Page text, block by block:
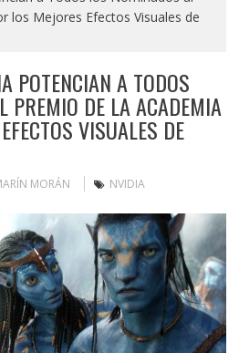
los Mejores Efectos Visuales de
POTENCIAN A TODOS
PREMIO DE LA ACADEMIA
VISUALES DE
MORÁN NVIDIA